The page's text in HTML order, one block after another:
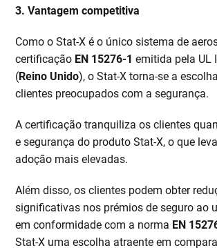
3. Vantagem competitiva
Como o Stat-X é o único sistema de
certificação EN 15276-1emitida pela UL
(Reino Unido), o Stat-X torna-se a
clientes preocupados com a segurança.
A certificação tranquiliza os clientes
e segurança do produto Stat-X, o que
adoção mais elevadas.
Além disso, os clientes podem obter
significativas nos prémios de seguro ao
em conformidade com a norma EN
Stat-X uma escolha atraente em